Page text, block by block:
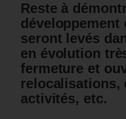
Reste à
développement
seront levés
en évolution
fermeture et
relocalisations,
activités, etc.